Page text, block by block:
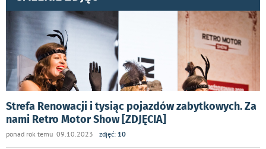
Strefa Renowacji i tysiąc pojazdów zabytkowych. Za
nami Retro Motor Show [ZDJĘCIA]
ponad rok temu 09.10.2023 zdjęć: 10